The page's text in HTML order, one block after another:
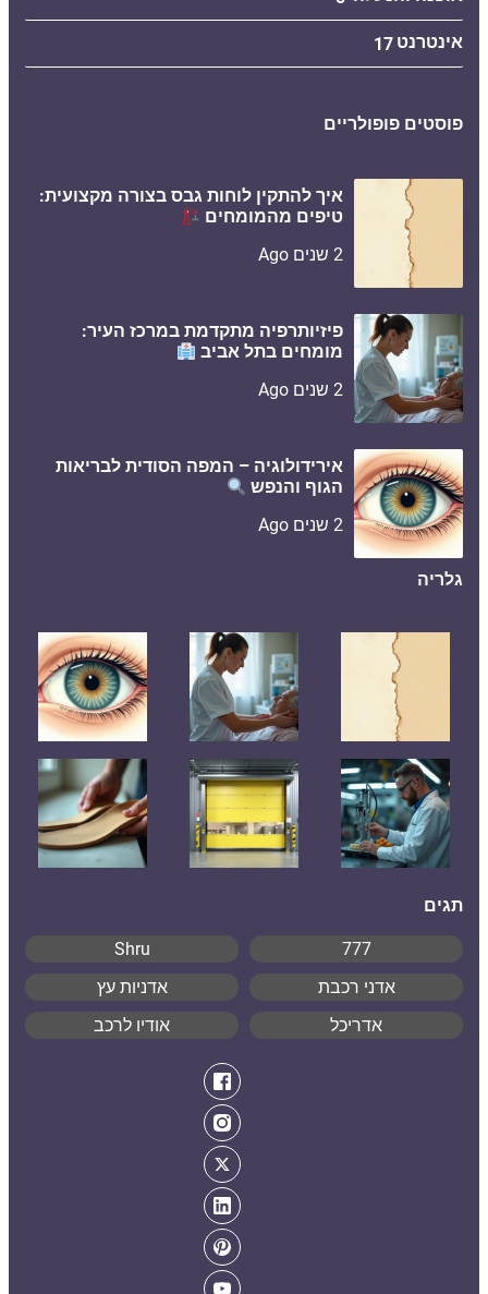
אינטרנט 17
פוסטים פופולריים
איך להתקין לוחות גבס בצורה מקצועית:
טיפים מהמומחים
2 שנים Ago
פיזיותרפיה מתקדמת במרכז העיר:
מומחים בתל אביב
2 שנים Ago
אירידולוגיה – המפה הסודית לבריאות
הגוף והנפש
2 שנים Ago
גלריה
תגים
777
Shru
אדני רכבת
אדניות עץ
אדריכל
אודיו לרכב